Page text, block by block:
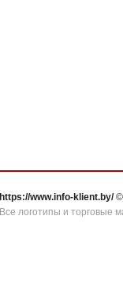
https://www.info-klient.by/
Все логотипы и торговые